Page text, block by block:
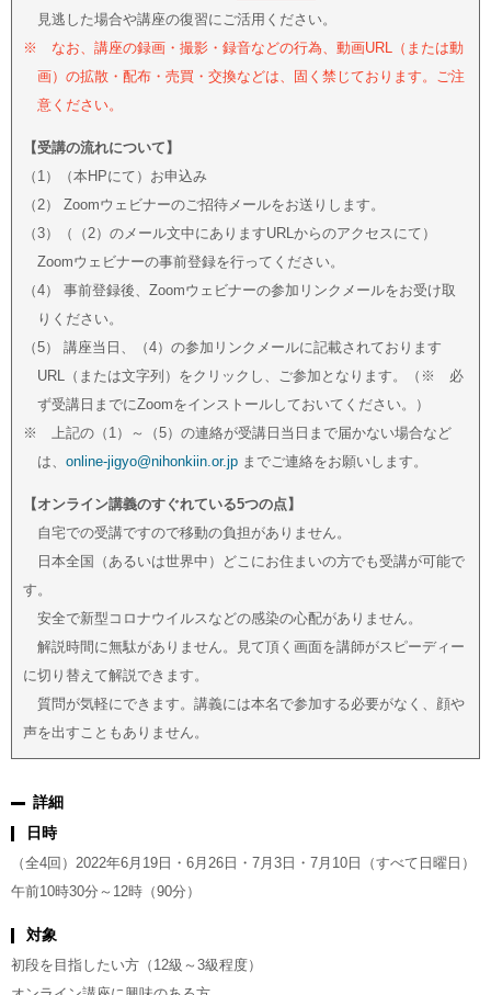
見逃した場合や講座の復習にご活用ください。
※ なお、講座の録画・撮影・録音などの行為、動画URL（または動
画）の拡散・配布・売買・交換などは、固く禁じております。ご注
意ください。
【受講の流れについて】
（1）（本HPにて）お申込み
（2） Zoomウェビナーのご招待メールをお送りします。
（3）（（2）のメール文中にありますURLからのアクセスにて）
Zoomウェビナーの事前登録を行ってください。
（4） 事前登録後、Zoomウェビナーの参加リンクメールをお受け取
りください。
（5） 講座当日、（4）の参加リンクメールに記載されております
URL（または文字列）をクリックし、ご参加となります。（※ 必
ず受講日までにZoomをインストールしておいてください。）
※ 上記の（1）～（5）の連絡が受講日当日まで届かない場合など
は、 online-jigyo@nihonkiin.or.jp までご連絡をお願いします。
【オンライン講義のすぐれている5つの点】
自宅での受講ですので移動の負担がありません。
日本全国（あるいは世界中）どこにお住まいの方でも受講が可能で
す。
安全で新型コロナウイルスなどの感染の心配がありません。
解説時間に無駄がありません。見て頂く画面を講師がスピーディー
に切り替えて解説できます。
質問が気軽にできます。講義には本名で参加する必要がなく、顔や
声を出すこともありません。
詳細
日時
（全4回）2022年6月19日・6月26日・7月3日・7月10日（すべて日曜日）
午前10時30分～12時（90分）
対象
初段を目指したい方（12級～3級程度）